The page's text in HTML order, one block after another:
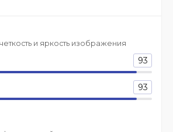
и яркость изображения
93
93